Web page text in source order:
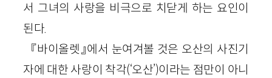
서 그녀의 사랑을 비극으로 치닫게 하는 요인이
된다.
『바이올렛』에서 눈여겨볼 것은 오산의 사진기
자에 대한 사랑이 착각(‘오산’)이라는 점만이 아니